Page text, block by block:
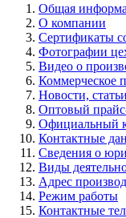
Общая
О компании
Сертификаты
Фотографии
Видео о
Коммерческое
Новости,
Оптовый
Официальный
Контактные
Сведения о
Виды
Адрес
Режим работы
Контактные